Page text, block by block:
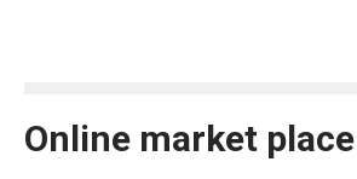
Online market